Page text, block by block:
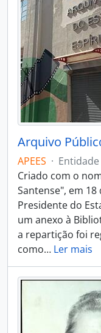
APEES ·
Criado com o
Santense", em 18
Presidente do
um anexo à
a repartição foi
como… Ler mais